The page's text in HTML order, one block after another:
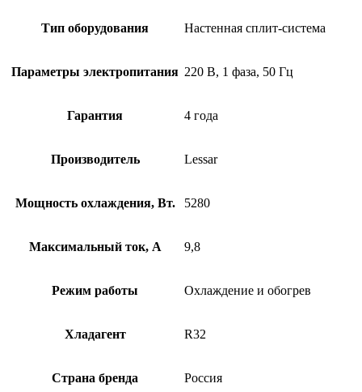
Тип оборудования Настенная сплит-система
Параметры электропитания 220 В, 1 фаза, 50 Гц
Гарантия 4 года
Производитель Lessar
Мощность охлаждения, Вт. 5280
Максимальный ток, А 9,8
Режим работы Охлаждение и обогрев
Хладагент R32
Страна бренда Россия